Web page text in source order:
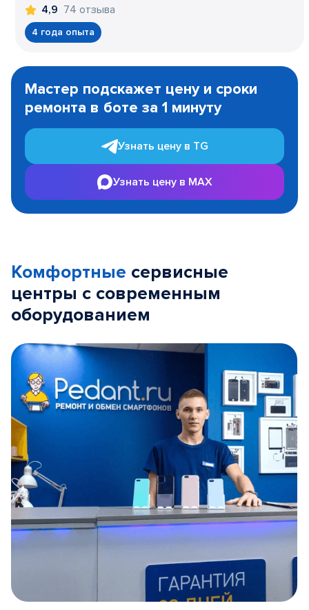
4,9 74 отзыва
4 года опыта
1
Мастер подскажет цену и сроки
ремонта в боте за 1 минуту
Узнать цену в TG
Узнать цену в MAX
Комфортные сервисные
центры с современным
оборудованием